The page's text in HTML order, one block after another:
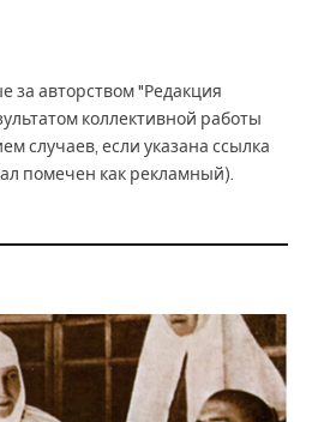
за авторством "Редакция
коллективной работы
случаев, если указана ссылка
помечен как рекламный).